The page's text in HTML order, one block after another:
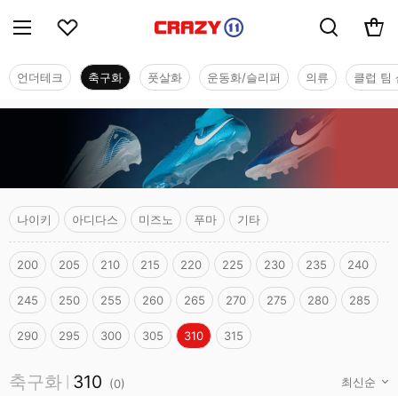
언더테크 축구화 풋살화 운동화/슬리퍼 의류 클럽 팀
나이키 아디다스 미즈노 푸마 기타
200 205 210 215 220 225 230 235 240
245 250 255 260 265 270 275 280 285
290 295 300 305 310 315
축구화 310 (0)